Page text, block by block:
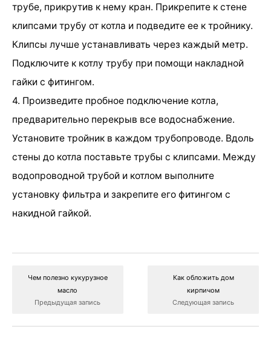
трубе, прикрутив к нему кран. Прикрепите к стене
клипсами трубу от котла и подведите ее к тройнику.
Клипсы лучше устанавливать через каждый метр.
Подключите к котлу трубу при помощи накладной
гайки с фитингом.
4. Произведите пробное подключение котла,
предварительно перекрыв все водоснабжение.
Установите тройник в каждом трубопроводе. Вдоль
стены до котла поставьте трубы с клипсами. Между
водопроводной трубой и котлом выполните
установку фильтра и закрепите его фитингом с
накидной гайкой.
Чем полезно кукурузное
масло
Предыдущая запись
Как обложить дом
кирпичом
Следующая запись